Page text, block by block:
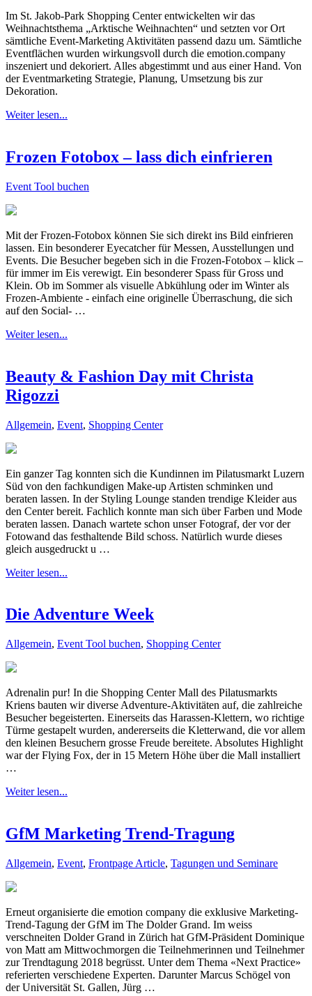
Im St. Jakob-Park Shopping Center entwickelten wir das
Weihnachtsthema „Arktische Weihnachten“ und setzten vor Ort
sämtliche Event-Marketing Aktivitäten passend dazu um. Sämtliche
Eventflächen wurden wirkungsvoll durch die emotion.company
inszeniert und dekoriert. Alles abgestimmt und aus einer Hand. Von
der Eventmarketing Strategie, Planung, Umsetzung bis zur
Dekoration.
Weiter lesen...
Frozen Fotobox – lass dich einfrieren
Event Tool buchen
Mit der Frozen-Fotobox können Sie sich direkt ins Bild einfrieren
lassen. Ein besonderer Eyecatcher für Messen, Ausstellungen und
Events. Die Besucher begeben sich in die Frozen-Fotobox – klick –
für immer im Eis verewigt. Ein besonderer Spass für Gross und
Klein. Ob im Sommer als visuelle Abkühlung oder im Winter als
Frozen-Ambiente - einfach eine originelle Überraschung, die sich
auf den Social- …
Weiter lesen...
Beauty & Fashion Day mit Christa
Rigozzi
Allgemein, Event, Shopping Center
Ein ganzer Tag konnten sich die Kundinnen im Pilatusmarkt Luzern
Süd von den fachkundigen Make-up Artisten schminken und
beraten lassen. In der Styling Lounge standen trendige Kleider aus
den Center bereit. Fachlich konnte man sich über Farben und Mode
beraten lassen. Danach wartete schon unser Fotograf, der vor der
Fotowand das festhaltende Bild schoss. Natürlich wurde dieses
gleich ausgedruckt u …
Weiter lesen...
Die Adventure Week
Allgemein, Event Tool buchen, Shopping Center
Adrenalin pur! In die Shopping Center Mall des Pilatusmarkts
Kriens bauten wir diverse Adventure-Aktivitäten auf, die zahlreiche
Besucher begeisterten. Einerseits das Harassen-Klettern, wo richtige
Türme gestapelt wurden, andererseits die Kletterwand, die vor allem
den kleinen Besuchern grosse Freude bereitete. Absolutes Highlight
war der Flying Fox, der in 15 Metern Höhe über die Mall installiert
…
Weiter lesen...
GfM Marketing Trend-Tragung
Allgemein, Event, Frontpage Article, Tagungen und Seminare
Erneut organisierte die emotion company die exklusive Marketing-
Trend-Tagung der GfM im The Dolder Grand. Im weiss
verschneiten Dolder Grand in Zürich hat GfM-Präsident Dominique
von Matt am Mittwochmorgen die Teilnehmerinnen und Teilnehmer
zur Trendtagung 2018 begrüsst. Unter dem Thema «Next Practice»
referierten verschiedene Experten. Darunter Marcus Schögel von
der Universität St. Gallen, Jürg …